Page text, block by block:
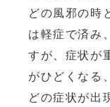
どの風邪の時
は軽症で済み
すが、症状が
がひどくなる
どの症状が出